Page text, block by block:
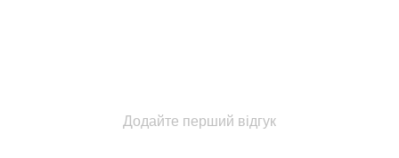
Додайте перший відгук